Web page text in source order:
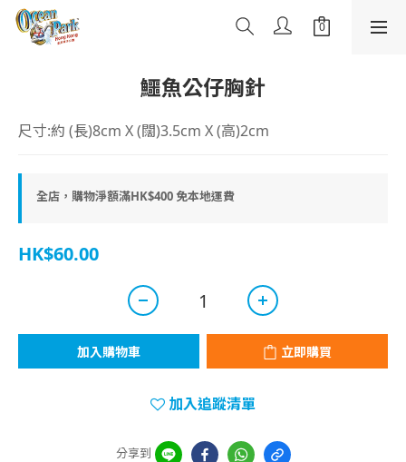
鱷魚公仔胸針
尺寸:約 (長)8cm X (闊)3.5cm X (高)2cm
全店，購物淨額滿HK$400 免本地運費
HK$60.00
加入購物車 立即購買
加入追蹤清單
分享到